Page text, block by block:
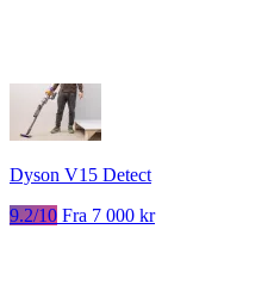
Dyson V15 Detect
9.2/10 Fra 7 000 kr